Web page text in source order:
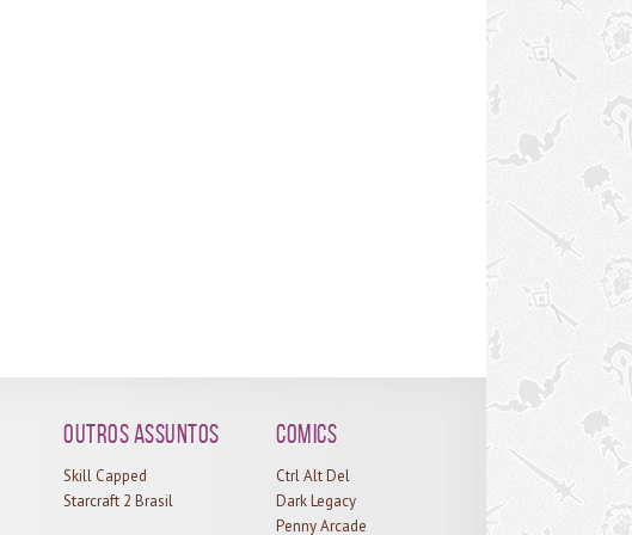
Outros assuntos
Skill Capped
Starcraft 2 Brasil
Comics
Ctrl Alt Del
Dark Legacy
Penny Arcade